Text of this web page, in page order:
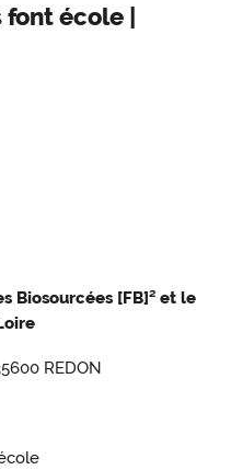
font école |
Biosourcées [FB]² et le
REDON